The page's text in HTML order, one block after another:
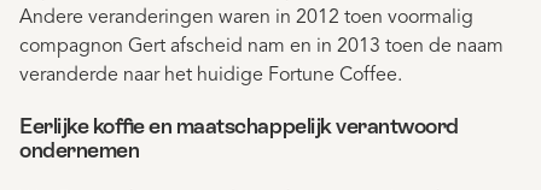
Andere veranderingen waren in 2012 toen voormalig
compagnon Gert afscheid nam en in 2013 toen de naam
veranderde naar het huidige Fortune Coffee.
Eerlijke koffie en maatschappelijk verantwoord
ondernemen